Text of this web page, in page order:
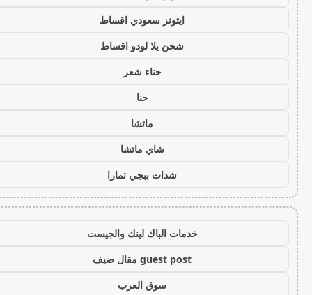
ايتونز سعودي اقساط
شحن يلا لودو اقساط
حناء شعر
حنا
ماتشا
شاي ماتشا
شدات ببجي تمارا
خدمات الباك لينك والجيست
guest post مقال ضيف
سوق العرب